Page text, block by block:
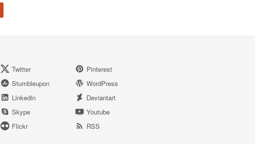
Twitter
Pinterest
Stumbleupon
WordPress
Linkedin
Deviantart
Skype
Youtube
Flickr RSS